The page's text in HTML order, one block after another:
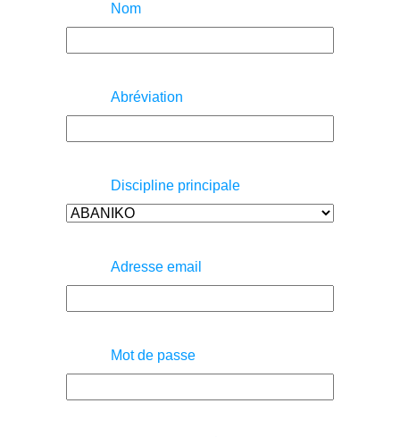
Nom
Abréviation
Discipline principale
Adresse email
Mot de passe